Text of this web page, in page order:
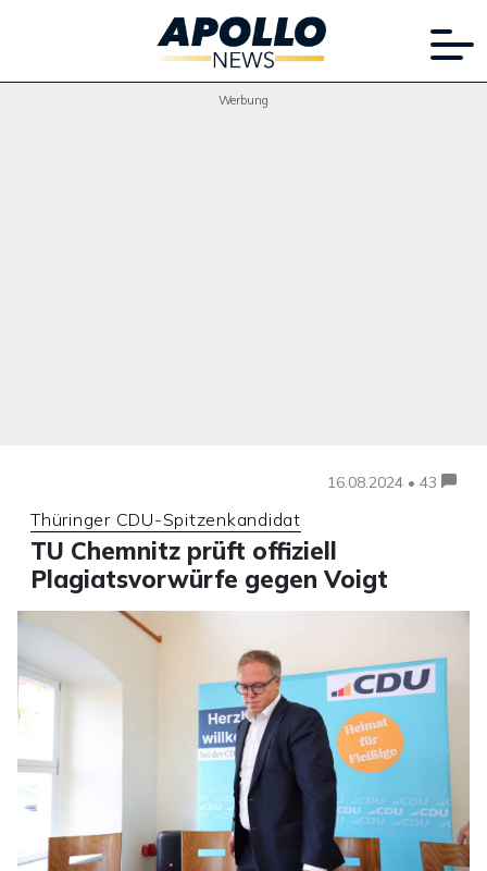
Werbung
16.08.2024 • 43
Thüringer CDU-Spitzenkandidat
TU Chemnitz prüft offiziell
Plagiatsvorwürfe gegen Voigt